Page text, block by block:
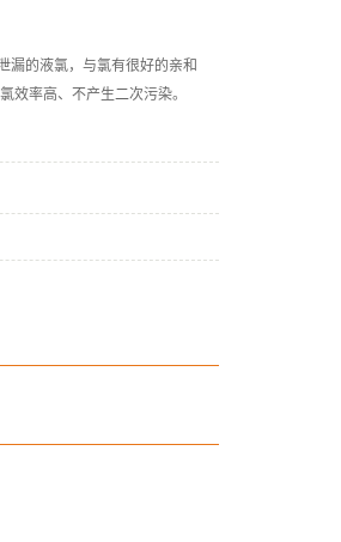
的液氯，与氯有很好的亲和
效率高、不产生二次污染。